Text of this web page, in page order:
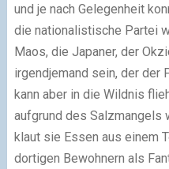
und je nach Gelegenheit
die nationalistische Partei
Maos, die Japaner, der
irgendjemand sein, der der
kann aber in die Wildnis
aufgrund des Salzmangels
klaut sie Essen aus einem
dortigen Bewohnern als